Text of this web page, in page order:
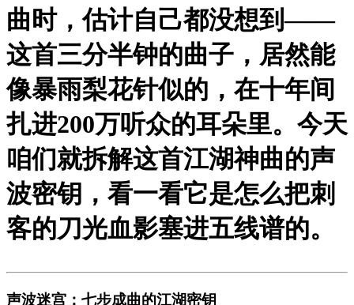
曲时，估计自己都没想到——
这首三分半钟的曲子，居然能
像暴雨梨花针似的，在十年间
扎进200万听众的耳朵里。今天
咱们就拆解这首江湖神曲的声
波密钥 ，看一看它是怎么把刺
客的刀光血影塞进五线谱的。
声波迷宫：七步成曲的江湖密钥